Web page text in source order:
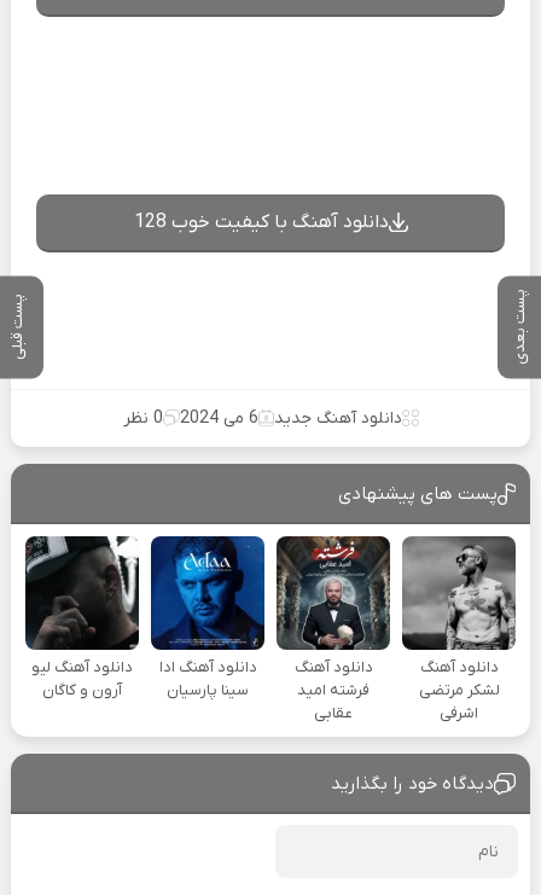
پست بعدی پست قبلی
دانلود آهنگ با کیفیت خوب 128
دانلود آهنگ جدید 6 می 2024 0 نظر
پست های پیشنهادی
دانلود آهنگ
لشکر مرتضی
اشرفی
دانلود آهنگ
فرشته امید
عقابی
دانلود آهنگ ادا
سینا پارسیان
دانلود آهنگ لیو
آرون و کاگان
دیدگاه خود را بگذارید